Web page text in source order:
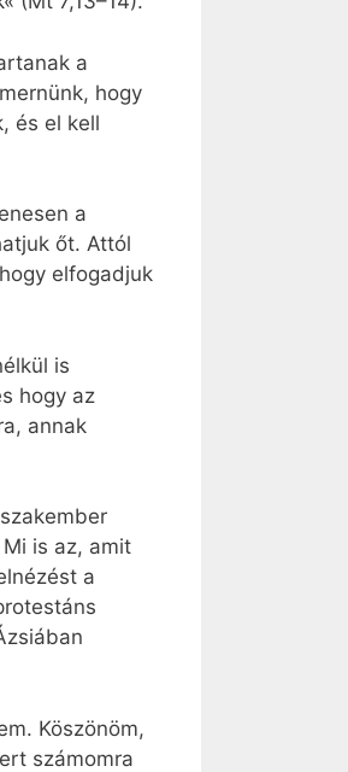
a
hogy
és el kell
a
őt. Attól
elfogadjuk
is
hogy az
annak
is az, amit
a
Köszönöm,
számomra